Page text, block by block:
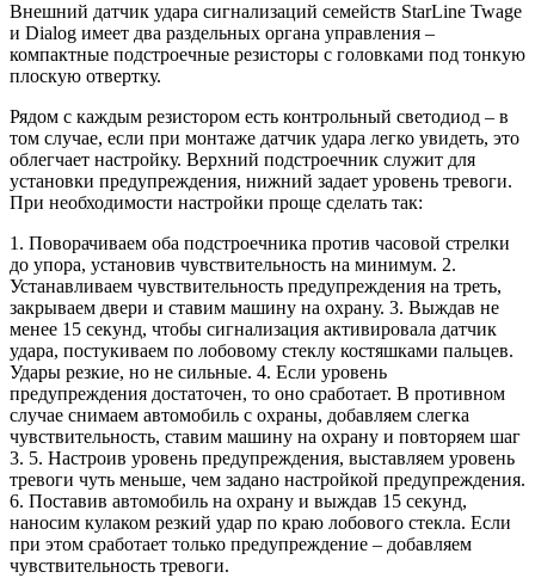
Внешний датчик удара сигнализаций семейств StarLine Twage
и Dialog имеет два раздельных органа управления –
компактные подстроечные резисторы с головками под тонкую
плоскую отвертку.
Рядом с каждым резистором есть контрольный светодиод – в
том случае, если при монтаже датчик удара легко увидеть, это
облегчает настройку. Верхний подстроечник служит для
установки предупреждения, нижний задает уровень тревоги.
При необходимости настройки проще сделать так:
1. Поворачиваем оба подстроечника против часовой стрелки
до упора, установив чувствительность на минимум. 2.
Устанавливаем чувствительность предупреждения на треть,
закрываем двери и ставим машину на охрану. 3. Выждав не
менее 15 секунд, чтобы сигнализация активировала датчик
удара, постукиваем по лобовому стеклу костяшками пальцев.
Удары резкие, но не сильные. 4. Если уровень
предупреждения достаточен, то оно сработает. В противном
случае снимаем автомобиль с охраны, добавляем слегка
чувствительность, ставим машину на охрану и повторяем шаг
3. 5. Настроив уровень предупреждения, выставляем уровень
тревоги чуть меньше, чем задано настройкой предупреждения.
6. Поставив автомобиль на охрану и выждав 15 секунд,
наносим кулаком резкий удар по краю лобового стекла. Если
при этом сработает только предупреждение – добавляем
чувствительность тревоги.